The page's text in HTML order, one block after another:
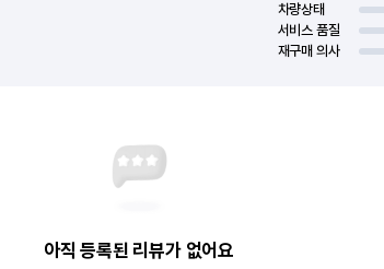
차량상태
서비스 품질
재구매 의사
아직 등록된 리뷰가 없어요